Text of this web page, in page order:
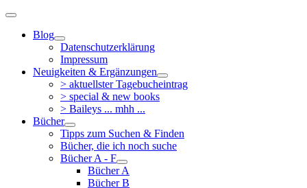
Blog
Datenschutzerklärung
Impressum
Neuigkeiten & Ergänzungen
> aktuellster Tagebucheintrag
> special & new books
> Baileys ... mhh ...
Bücher
Tipps zum Suchen & Finden
Bücher, die ich noch suche
Bücher A - F
Bücher A
Bücher B